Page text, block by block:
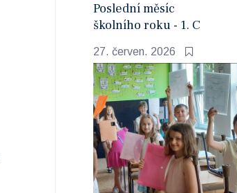
Poslední měsíc
školního roku - 1. C
27. červen. 2026